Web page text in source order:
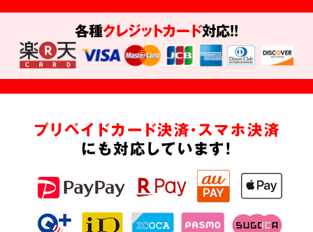
各種クレジットカード対応!!
プリペイドカード決済・スマホ決済
にも対応しています!